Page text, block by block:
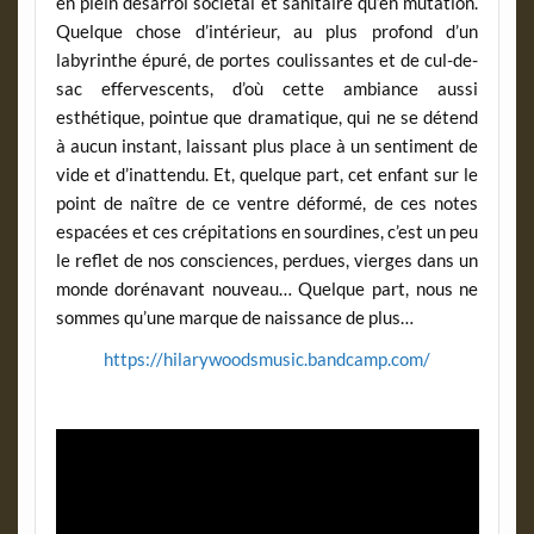
Quelque chose d’intérieur, au plus profond d’un
labyrinthe épuré, de portes coulissantes et de cul-de-
sac effervescents, d’où cette ambiance aussi
esthétique, pointue que dramatique, qui ne se détend
à aucun instant, laissant plus place à un sentiment de
vide et d’inattendu. Et, quelque part, cet enfant sur le
point de naître de ce ventre déformé, de ces notes
espacées et ces crépitations en sourdines, c’est un peu
le reflet de nos consciences, perdues, vierges dans un
monde dorénavant nouveau… Quelque part, nous ne
sommes qu’une marque de naissance de plus…
https://hilarywoodsmusic.bandcamp.com/